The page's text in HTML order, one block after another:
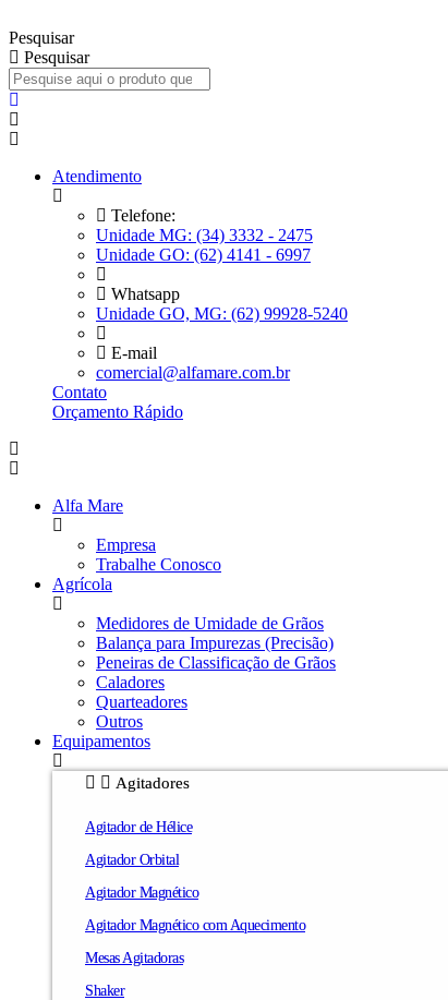
para
o
conteúdo
Pesquisar
Pesquisar
Atendimento
Telefone:
Unidade MG: (34) 3332 - 2475
Unidade GO: (62) 4141 - 6997
Whatsapp
Unidade GO, MG: (62) 99928-5240
E-mail
comercial@alfamare.com.br
Contato
Orçamento Rápido
Alfa Mare
Empresa
Trabalhe Conosco
Agrícola
Medidores de Umidade de Grãos
Balança para Impurezas (Precisão)
Peneiras de Classificação de Grãos
Caladores
Quarteadores
Outros
Equipamentos
Agitadores
Agitador de Hélice
Agitador Orbital
Agitador Magnético
Agitador Magnético com Aquecimento
Mesas Agitadoras
Shaker